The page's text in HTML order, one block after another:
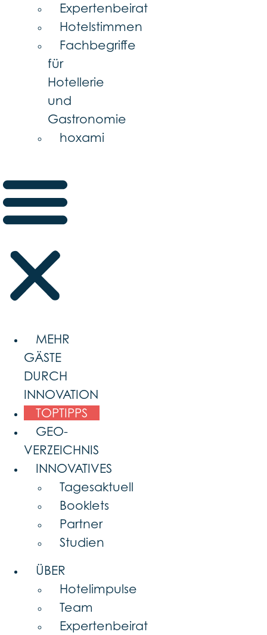
Expertenbeirat
Hotelstimmen
Fachbegriffe
für
Hotellerie
und
Gastronomie
hoxami
MEHR
GÄSTE
DURCH
INNOVATION
TOPTIPPS
GEO-
VERZEICHNIS
INNOVATIVES
Tagesaktuell
Booklets
Partner
Studien
ÜBER
Hotelimpulse
Team
Expertenbeirat